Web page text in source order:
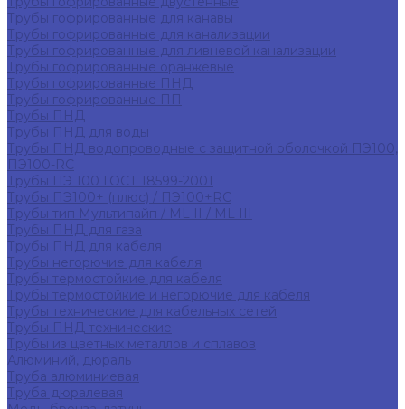
Трубы гофрированные для канавы
Трубы гофрированные для канализации
Трубы гофрированные для ливневой канализации
Трубы гофрированные оранжевые
Трубы гофрированные ПНД
Трубы гофрированные ПП
Трубы ПНД
Трубы ПНД для воды
Трубы ПНД водопроводные с защитной оболочкой ПЭ100,
ПЭ100-RC
Трубы ПЭ 100 ГОСТ 18599-2001
Трубы ПЭ100+ (плюс) / ПЭ100+RC
Трубы тип Мультипайп / ML II / ML III
Трубы ПНД для газа
Трубы ПНД для кабеля
Трубы негорючие для кабеля
Трубы термостойкие для кабеля
Трубы термостойкие и негорючие для кабеля
Трубы технические для кабельных сетей
Трубы ПНД технические
Трубы из цветных металлов и сплавов
Алюминий, дюраль
Труба алюминиевая
Труба дюралевая